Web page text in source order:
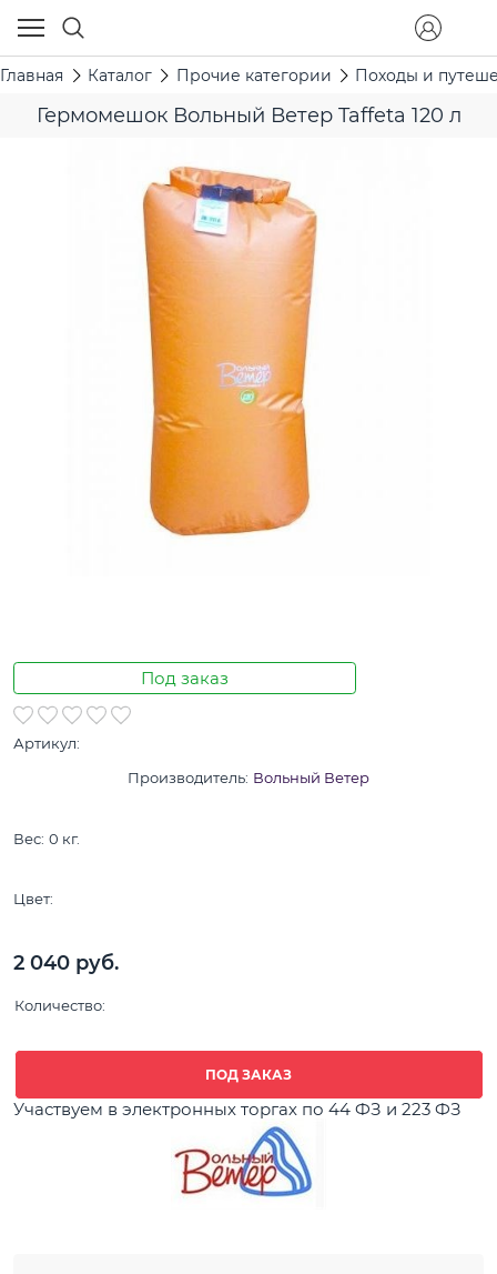
Главная Каталог Прочие категории Походы и
Гермомешок Вольный Ветер Taffeta 120 л
Под заказ
Артикул:
Производитель: Вольный Ветер
Вес: 0 кг.
Цвет:
2 040 руб.
Количество:
ПОД ЗАКАЗ
Участвуем в электронных торгах по 44 ФЗ и 223 ФЗ